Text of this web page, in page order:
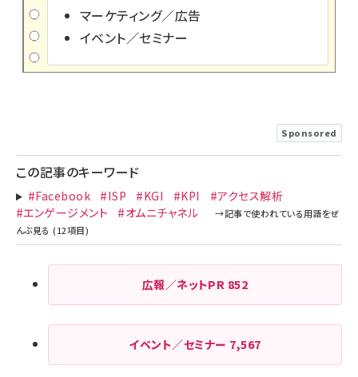
マーケティング／広告
イベント／セミナー
Sponsored
この記事のキーワード
#Facebook #ISP #KGI #KPI
#アクセス解析
#エンゲージメント
#オムニチャネル
広報／ネットPR 852
イベント／セミナー 7,567